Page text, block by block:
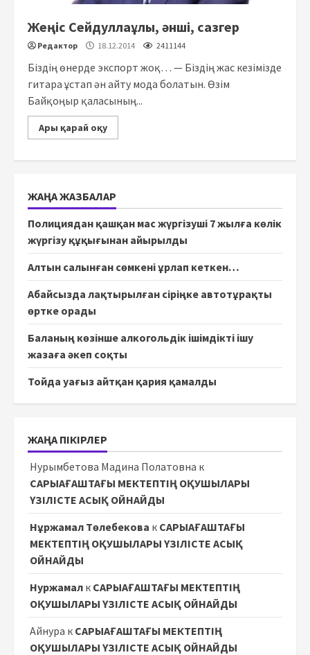
Жеңіс Сейдуллаұлы, әнші, сазгер
Редактор 18.12.2014 2411144
Біздің өнерде экспорт жоқ… — Біздің жас кезімізде
гитара ұстап ән айту мода болатын. Өзім
Байқоңыр қаласының...
Ары қарай оқу
ЖАҢА ЖАЗБАЛАР
Полициядан қашқан мас жүргізуші 7 жылға көлік
жүргізу құқығынан айырылды
Алтын салынған сөмкені ұрлап кеткен…
Абайсызда лақтырылған сіріңке автотұрақты
өртке орады
Баланың көзінше алкогольдік ішімдікті ішу
жазаға әкеп соқты
Тойда уағыз айтқан қария қамалды
ЖАҢА ПІКІРЛЕР
Нурымбетова Мадина Полатовна к
САРЫАҒАШТАҒЫ МЕКТЕПТІҢ ОҚУШЫЛАРЫ
ҮЗІЛІСТЕ АСЫҚ ОЙНАЙДЫ
Нұржамал Төлебекова к САРЫАҒАШТАҒЫ
МЕКТЕПТІҢ ОҚУШЫЛАРЫ ҮЗІЛІСТЕ АСЫҚ
ОЙНАЙДЫ
Нуржамал к САРЫАҒАШТАҒЫ МЕКТЕПТІҢ
ОҚУШЫЛАРЫ ҮЗІЛІСТЕ АСЫҚ ОЙНАЙДЫ
Айнура к САРЫАҒАШТАҒЫ МЕКТЕПТІҢ
ОҚУШЫЛАРЫ ҮЗІЛІСТЕ АСЫҚ ОЙНАЙДЫ